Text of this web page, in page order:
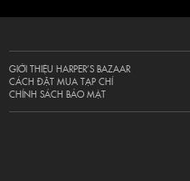
GIỚI THIỆU HARPER’S BAZAAR
CÁCH ĐẶT MUA TẠP CHÍ
CHÍNH SÁCH BẢO MẬT